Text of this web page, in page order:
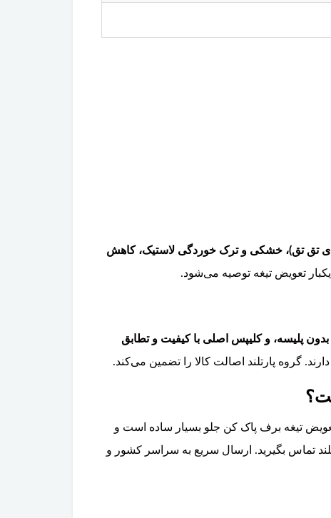
تق تق)، خشکی و ترک خوردگی لاستیک، کاهش
پلیسه، و کلیپس اصلی با کیفیت و تطابق
گروه پارتلند اصالت کالا را تضمین می‌کند.
تیغه برف پاک کن جلو بسیار ساده است و
پارتلند تماس بگیرید. ارسال سریع به سراسر کشور و